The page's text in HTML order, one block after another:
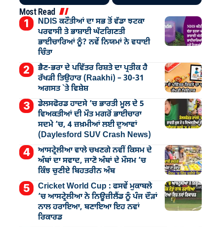
Most Read
NDIS ਕਟੌਤੀਆਂ ਦਾ ਸਭ ਤੋਂ ਵੱਡਾ ਝਟਕਾ
ਪਰਵਾਸੀ ਤੇ ਭਾਸ਼ਾਈ ਘੱਟਗਿਣਤੀ
ਭਾਈਚਾਰਿਆਂ ਨੂੰ? ਨਵੇਂ ਨਿਯਮਾਂ ਨੇ ਵਧਾਈ
ਚਿੰਤਾ
ਭੈਣ-ਭਰਾ ਦੇ ਪਵਿੱਤਰ ਰਿਸ਼ਤੇ ਦਾ ਪ੍ਰਤੀਕ ਹੈ
ਰੱਖੜੀ ਤਿਉਹਾਰ (Raakhi) – 30-31
ਅਗਸਤ `ਤੇ ਵਿਸ਼ੇਸ਼
ਡੇਲਸਫੋਰਡ ਹਾਦਸੇ ’ਚ ਭਾਰਤੀ ਮੂਲ ਦੇ 5
ਵਿਅਕਤੀਆਂ ਦੀ ਮੌਤ ਮਗਰੋਂ ਭਾਈਚਾਰਾ
ਸਦਮੇ ’ਚ, 4 ਜ਼ਖ਼ਮੀਆਂ ਲਈ ਦੁਆਵਾਂ
(Daylesford SUV Crash News)
ਆਸਟ੍ਰੇਲੀਆ ਵਾਲੇ ਚਖਣਗੇ ਨਵੀਂ ਕਿਸਮ ਦੇ
ਅੰਬਾਂ ਦਾ ਸਵਾਦ, ਜਾਣੋ ਅੰਬਾਂ ਦੇ ਮੌਸਮ ’ਚ
ਕਿੰਝ ਚੁਣੀਏ ਬਿਹਤਰੀਨ ਅੰਬ
Cricket World Cup : ਫਸਵੇਂ ਮੁਕਾਬਲੇ
’ਚ ਆਸਟ੍ਰੇਲੀਆ ਨੇ ਨਿਊਜ਼ੀਲੈਂਡ ਨੂੰ ਪੰਜ ਦੌੜਾਂ
ਨਾਲ ਹਰਾਇਆ, ਬਣਾਇਆ ਇਹ ਨਵਾਂ
ਰਿਕਾਰਡ